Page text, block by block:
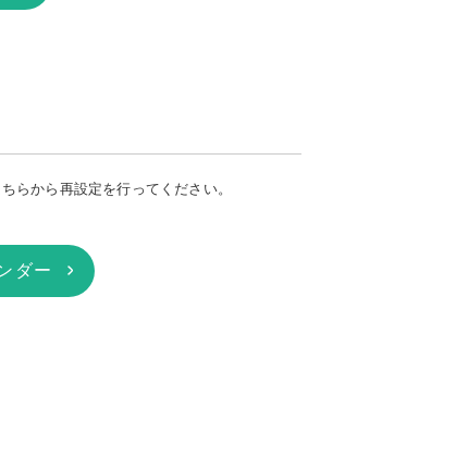
らから再設定を行ってください。
ダー